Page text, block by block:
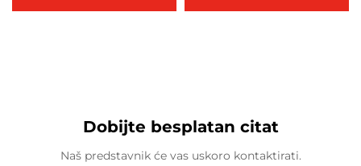
C4470 5570 kopire Toner
kopiranje
Dobijte besplatan citat
Naš predstavnik će vas uskoro kontaktirati.